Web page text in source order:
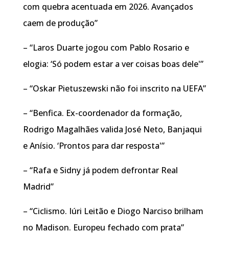
com quebra acentuada em 2026. Avançados
caem de produção”
– “Laros Duarte jogou com Pablo Rosario e
elogia: ‘Só podem estar a ver coisas boas dele'”
– “Oskar Pietuszewski não foi inscrito na UEFA”
– “Benfica. Ex-coordenador da formação,
Rodrigo Magalhães valida José Neto, Banjaqui
e Anísio. ‘Prontos para dar resposta'”
– “Rafa e Sidny já podem defrontar Real
Madrid”
– “Ciclismo. Iúri Leitão e Diogo Narciso brilham
no Madison. Europeu fechado com prata”